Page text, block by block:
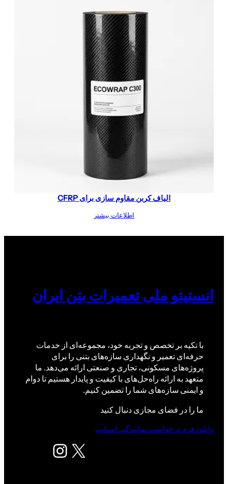
الیاف کربن مقاوم سازی برای CFRP
اطلاعات بیشتر
انستیتو ملی تعمیرات بتن ایران
با تکیه بر تخصص و تجربه خود، مجموعه‌ای از خدمات
حرفه‌ای تعمیر و نگهداری سازه‌های بتنی را برای
پروژه‌های مسکونی، تجاری و صنعتی ارائه می‌دهد. ما
متعهد به ارائه راه‌حل‌های با کیفیت و پایدار هستیم تا دوام
و ایمنی سازه‌های شما را تضمین کنیم.
ما را در فضای مجازی دنبال کنید
X اینستاگرم
دانلود فرم درخواست نمایندگی استانی